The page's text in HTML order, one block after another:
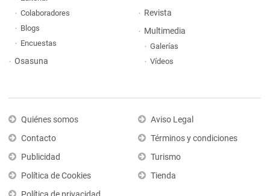
Colaboradores
Blogs
Encuestas
Osasuna
Revista
Multimedia
Galerías
Vídeos
Quiénes somos
Contacto
Publicidad
Política de Cookies
Aviso Legal
Términos y condiciones
Turismo
Tienda